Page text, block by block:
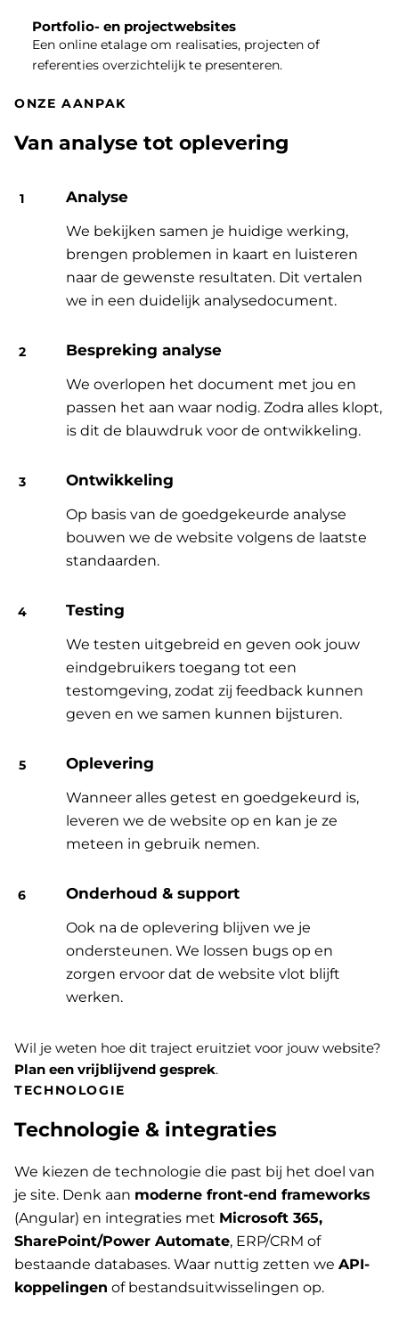
Portfolio- en projectwebsites
Een online etalage om realisaties, projecten of
referenties overzichtelijk te presenteren.
ONZE AANPAK
Van analyse tot oplevering
Analyse
We bekijken samen je huidige werking,
brengen problemen in kaart en luisteren
naar de gewenste resultaten. Dit vertalen
we in een duidelijk analysedocument.
Bespreking analyse
We overlopen het document met jou en
passen het aan waar nodig. Zodra alles klopt,
is dit de blauwdruk voor de ontwikkeling.
Ontwikkeling
Op basis van de goedgekeurde analyse
bouwen we de website volgens de laatste
standaarden.
Testing
We testen uitgebreid en geven ook jouw
eindgebruikers toegang tot een
testomgeving, zodat zij feedback kunnen
geven en we samen kunnen bijsturen.
Oplevering
Wanneer alles getest en goedgekeurd is,
leveren we de website op en kan je ze
meteen in gebruik nemen.
Onderhoud & support
Ook na de oplevering blijven we je
ondersteunen. We lossen bugs op en
zorgen ervoor dat de website vlot blijft
werken.
Wil je weten hoe dit traject eruitziet voor jouw website?
Plan een vrijblijvend gesprek.
TECHNOLOGIE
Technologie & integraties
We kiezen de technologie die past bij het doel van
je site. Denk aan moderne front-end frameworks
(Angular) en integraties met Microsoft 365,
SharePoint/Power Automate, ERP/CRM of
bestaande databases. Waar nuttig zetten we API-
koppelingen of bestandsuitwisselingen op.